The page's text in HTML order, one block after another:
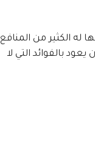
له الكثير من المنافع
بالفوائد التي لا